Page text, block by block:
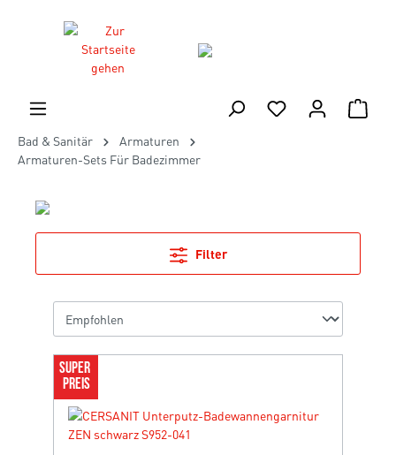
Bad & Sanitär
Armaturen
Armaturen-Sets Für Badezimmer
Filter
SUPER
PREIS